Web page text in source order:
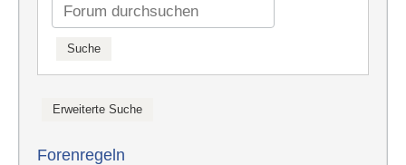
Forenregeln